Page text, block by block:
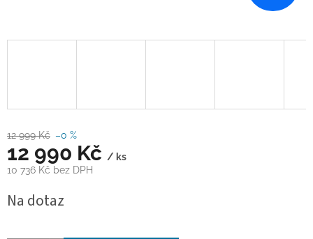
12 999 Kč –0 %
12 990 Kč / ks
10 736 Kč bez DPH
cena:
Na dotaz